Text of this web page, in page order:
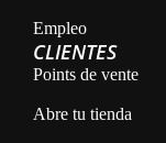
Empleo
CLIENTES
Points de vente
Abre tu tienda